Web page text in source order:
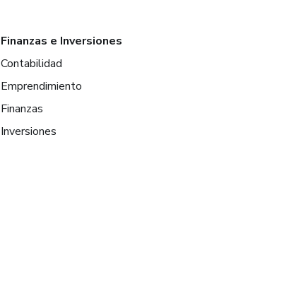
Finanzas e Inversiones
Contabilidad
Emprendimiento
Finanzas
Inversiones